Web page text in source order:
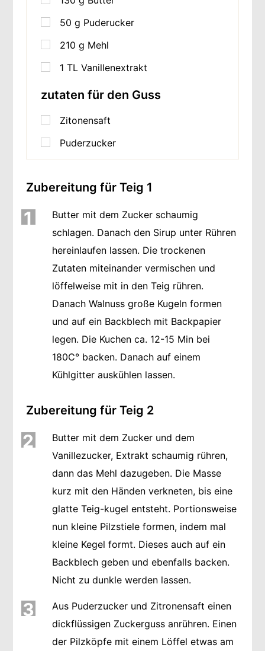
50 g Puderucker
210 g Mehl
1 TL Vanillenextrakt
zutaten für den Guss
Zitonensaft
Puderzucker
Zubereitung für Teig 1
1
Butter mit dem Zucker schaumig
schlagen. Danach den Sirup unter Rühren
hereinlaufen lassen. Die trockenen
Zutaten miteinander vermischen und
löffelweise mit in den Teig rühren.
Danach Walnuss große Kugeln formen
und auf ein Backblech mit Backpapier
legen. Die Kuchen ca. 12-15 Min bei
180C° backen. Danach auf einem
Kühlgitter auskühlen lassen.
Zubereitung für Teig 2
2
Butter mit dem Zucker und dem
Vanillezucker, Extrakt schaumig rühren,
dann das Mehl dazugeben. Die Masse
kurz mit den Händen verkneten, bis eine
glatte Teig-kugel entsteht. Portionsweise
nun kleine Pilzstiele formen, indem mal
kleine Kegel formt. Dieses auch auf ein
Backblech geben und ebenfalls backen.
Nicht zu dunkle werden lassen.
3
Aus Puderzucker und Zitronensaft einen
dickflüssigen Zuckerguss anrühren. Einen
der Pilzköpfe mit einem Löffel etwas am